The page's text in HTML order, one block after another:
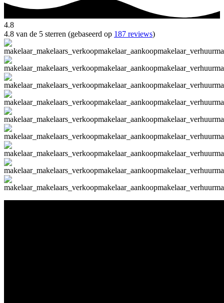
4.8
4.8 van de 5 sterren (gebaseerd op 187 reviews)